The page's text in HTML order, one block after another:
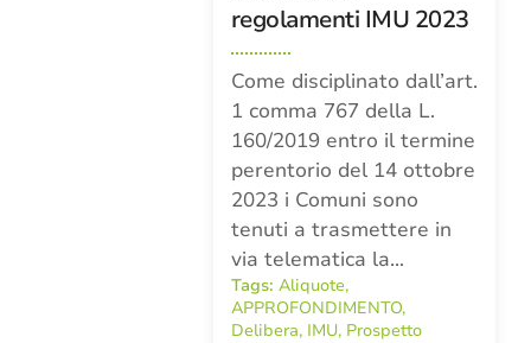
regolamenti IMU 2023
Come disciplinato dall’art.
1 comma 767 della L.
160/2019 entro il termine
perentorio del 14 ottobre
2023 i Comuni sono
tenuti a trasmettere in
via telematica la…
Tags: Aliquote,
APPROFONDIMENTO,
Delibera, IMU, Prospetto